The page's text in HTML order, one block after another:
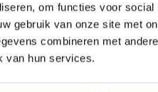
om functies voor social
gebruik van onze site met
combineren met
van hun services.
Data Manager
makkelijker
uit hun online